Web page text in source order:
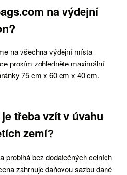
na výdejní
na všechna výdejní místa
prosím zohledněte maximální
75 cm x 60 cm x 40 cm.
třeba vzít v úvahu
zemí?
probíhá bez dodatečných celních
zahrnuje daňovou sazbu dané